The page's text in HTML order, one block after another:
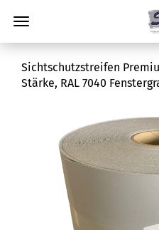
Sichtschutzstreifen
Stärke, RAL 7040